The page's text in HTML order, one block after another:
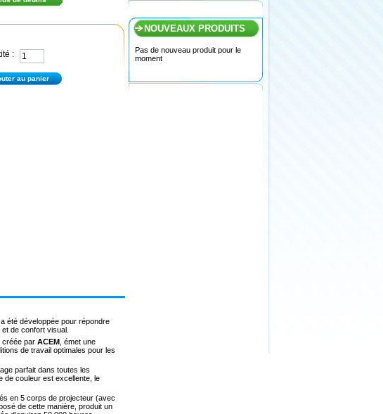
:
été développée pour répondre
de confort visual.
créée par ACEM , émet une
de travail optimales pour les
parfait dans toutes les
de couleur est excellente, le
en 5 corps de projecteur (avec
de cette manière, produit un
NOUVEAUX PRODUITS
Pas de nouveau produit pour le
moment